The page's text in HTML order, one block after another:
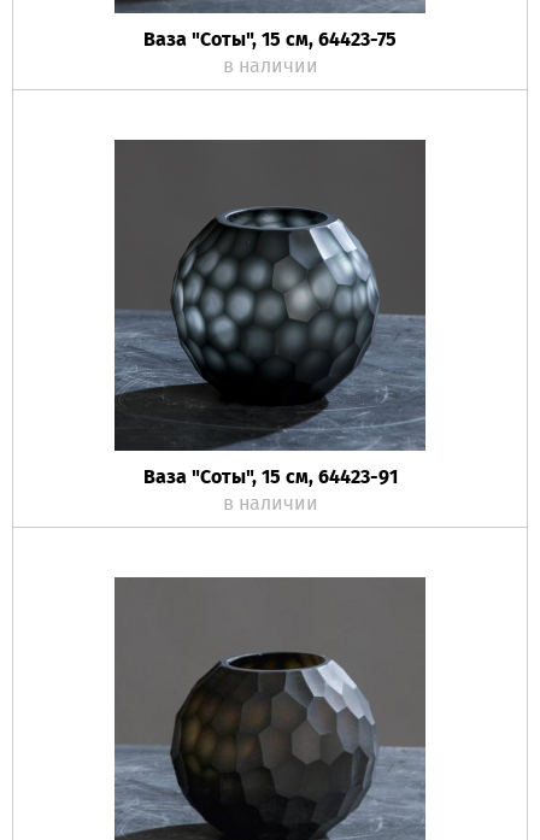
Ваза "Соты", 15 см, 64423-75
в наличии
Ваза "Соты", 15 см, 64423-91
в наличии